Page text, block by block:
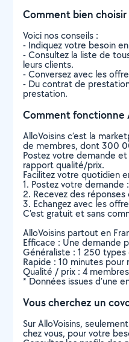
Comment bien
Voici nos conseils :
- Indiquez votre besoin
- Consultez la liste de
leurs clients.
- Conversez avec les
- Du contrat de
prestation.
Comment fonctionne
AlloVoisins c’est la
de membres, dont 300
Postez votre demande
rapport qualité/prix.
Facilitez votre quotidien
1. Postez votre demande
2. Recevez des
3. Echangez avec les
C’est gratuit et sans
AlloVoisins partout en
Efficace : Une demande
Généraliste : 1 250
Rapide : 10 minutes
Qualité / prix : 4
* Données issues d’une
Vous cherchez un
Sur AlloVoisins,
chez vous, pour votre